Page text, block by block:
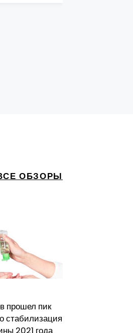
ОБЗОРЫ
прошел пик
стабилизация
2021 года